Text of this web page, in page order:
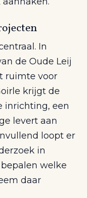
In
de Oude Leij
ruimte voor
krijgt de
inrichting, een
levert aan
loopt er
in
welke
daar